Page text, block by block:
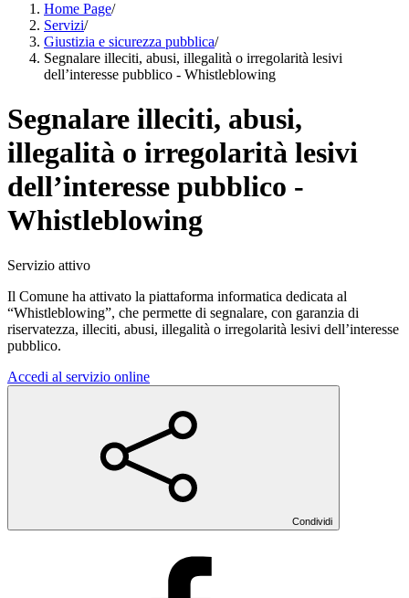
Home Page/
Servizi/
Giustizia e sicurezza pubblica/
Segnalare illeciti, abusi, illegalità o irregolarità lesivi
dell’interesse pubblico - Whistleblowing
Segnalare illeciti, abusi,
illegalità o irregolarità lesivi
dell’interesse pubblico -
Whistleblowing
Servizio attivo
Il Comune ha attivato la piattaforma informatica dedicata al
“Whistleblowing”, che permette di segnalare, con garanzia di
riservatezza, illeciti, abusi, illegalità o irregolarità lesivi dell’interesse
pubblico.
Accedi al servizio online
Condividi